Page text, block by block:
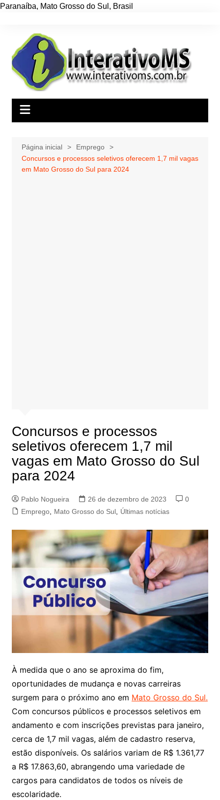
Paranaíba, Mato Grosso do Sul , Brasil
conteúdo
Página inicial
Emprego
Concursos e processos seletivos oferecem 1,7 mil vagas
em Mato Grosso do Sul para 2024
Concursos e processos
seletivos oferecem 1,7 mil
vagas em Mato Grosso do Sul
para 2024
Pablo Nogueira 26 de dezembro de 2023
0
Emprego, Mato Grosso do Sul, Últimas notícias
À medida que o ano se aproxima do fim,
oportunidades de mudança e novas carreiras
surgem para o próximo ano em Mato Grosso do Sul.
Com concursos públicos e processos seletivos em
andamento e com inscrições previstas para janeiro,
cerca de 1,7 mil vagas, além de cadastro reserva,
estão disponíveis. Os salários variam de R$ 1.361,77
a R$ 17.863,60, abrangendo uma variedade de
cargos para candidatos de todos os níveis de
escolaridade.